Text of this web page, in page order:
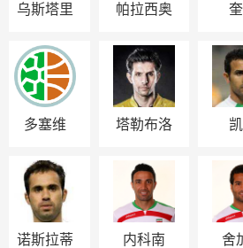
乌斯塔里 帕拉西奥
多塞维 塔勒布洛
诺斯拉蒂 内科南 舍